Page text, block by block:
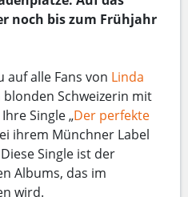
noch bis zum Frühjahr
auf alle Fans von Linda
Schweizerin mit
Single „Der perfekte
ihrem Münchner Label
Single ist der
Albums, das im
wird.